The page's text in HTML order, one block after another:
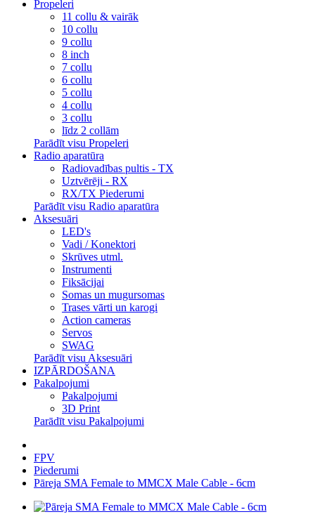
Propeleri
11 collu & vairāk
10 collu
9 collu
8 inch
7 collu
6 collu
5 collu
4 collu
3 collu
līdz 2 collām
Parādīt visu Propeleri
Radio aparatūra
Radiovadības pultis - TX
Uztvērēji - RX
RX/TX Piederumi
Parādīt visu Radio aparatūra
Aksesuāri
LED's
Vadi / Konektori
Skrūves utml.
Instrumenti
Fiksācijai
Somas un mugursomas
Trases vārti un karogi
Action cameras
Servos
SWAG
Parādīt visu Aksesuāri
IZPĀRDOŠANA
Pakalpojumi
Pakalpojumi
3D Print
Parādīt visu Pakalpojumi
FPV
Piederumi
Pāreja SMA Female to MMCX Male Cable - 6cm